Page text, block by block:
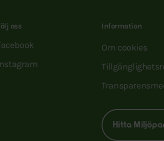
oss Information
Om cookies
Hitta